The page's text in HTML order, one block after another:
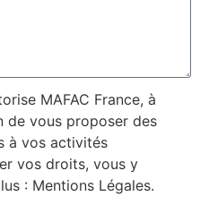
MAFAC France, à
de vous proposer des
à vos activités
vos droits, vous y
: Mentions Légales.